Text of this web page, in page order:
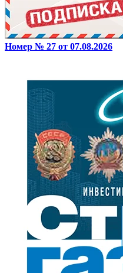
Номер № 27 от 07.08.2026